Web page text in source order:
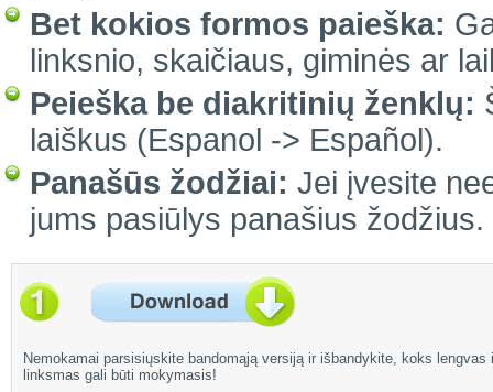
Bet kokios formos paieška:
linksnio, skaičiaus, giminės ar
Peieška be diakritinių ženklų:
laiškus (Espanol -> Español).
Panašūs žodžiai: Jei įvesite
jums pasiūlys panašius žodžius.
Nemokamai parsisiųskite bandomąją versiją ir išbandykite, koks lengvas
linksmas gali būti mokymasis!